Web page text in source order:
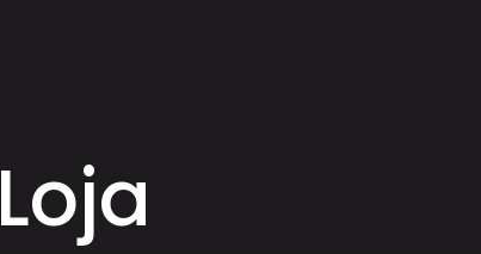
Loja